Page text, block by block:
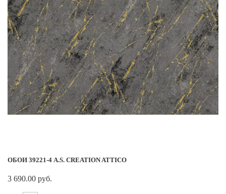
ОБОИ 39221-4 A.S. CREATION ATTICO
3 690.00 руб.